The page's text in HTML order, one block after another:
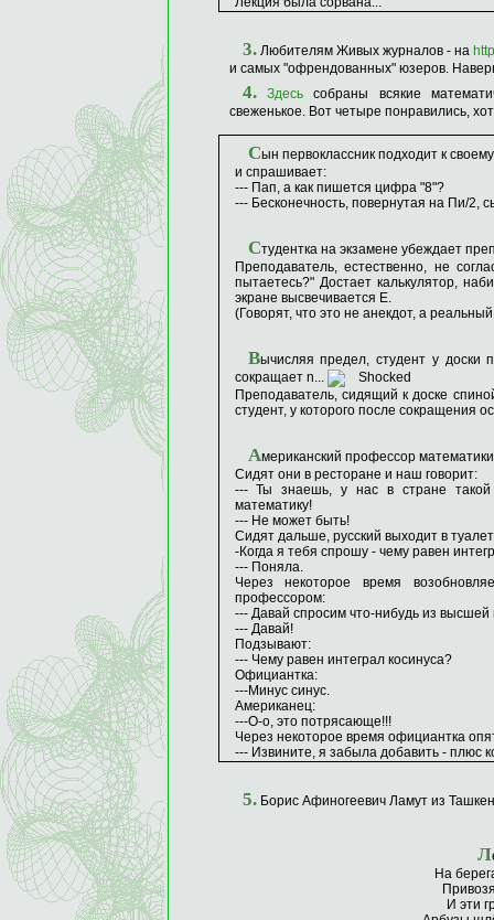
3.Любителям Живых журналов - на
и самых "офрендованных" юзеров.
4. Здесьсобраны всякие
свеженькое. Вот четыре понравились,
Сын первоклассник подходит к
и спрашивает:
--- Пап, а как пишется цифра "8"?
--- Бесконечность, повернутая на Пи/2,
Студентка на экзамене убеждает
Преподаватель, естественно, не
пытаетесь?" Достает калькулятор,
экране высвечивается Е.
(Говорят, что это не анекдот, а
Вычисляя предел, студент у доски
сокращает n...
Преподаватель, сидящий к доске
студент, у которого после сокращения
Американский профессор
Сидят они в ресторане и наш говорит:
--- Ты знаешь, у нас в стране
математику!
--- Не может быть!
Сидят дальше, русский выходит в
-Когда я тебя спрошу - чему равен
--- Поняла.
Через некоторое время
профессором:
--- Давай спросим что-нибудь из
--- Давай!
Подзывают:
--- Чему равен интеграл косинуса?
Официантка:
---Минус синус.
Американец:
---О-о, это потрясающе!!!
Через некоторое время официантка
--- Извините, я забыла добавить - плюс
5.Борис Афиногеевич Ламут из
Л
На
И эти